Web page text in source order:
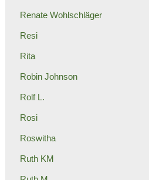
Renate Wohlschläger
Resi
Rita
Robin Johnson
Rolf L.
Rosi
Roswitha
Ruth KM